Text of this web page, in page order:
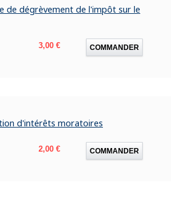
de dégrèvement de l'impôt sur le
Prix
3,00 € COMMANDER
d'intérêts moratoires
Prix
2,00 € COMMANDER